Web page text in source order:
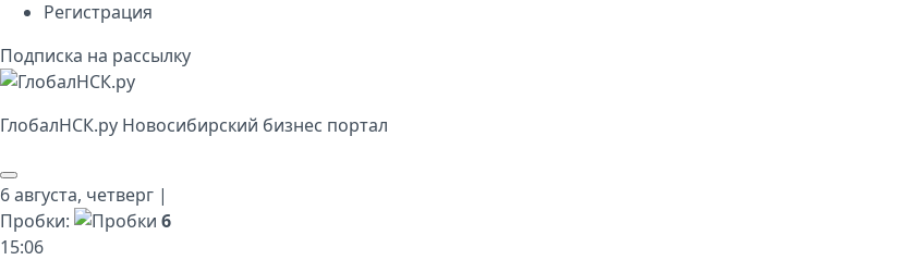
Регистрация
Подписка на рассылку
ГлобалНСК.py Новосибирский бизнес портал
6 августа, четверг |
Пробки:
6
15:06